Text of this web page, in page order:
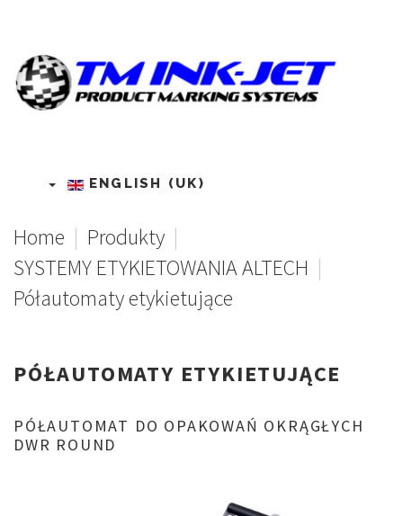
ENGLISH (UK)
Home | Produkty |
SYSTEMY ETYKIETOWANIA ALTECH |
Półautomaty etykietujące
PÓŁAUTOMATY ETYKIETUJĄCE
PÓŁAUTOMAT DO OPAKOWAŃ OKRĄGŁYCH
DWR ROUND